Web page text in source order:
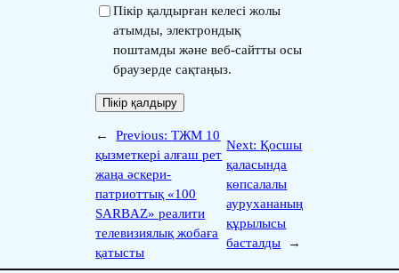
Пікір қалдырған келесі жолы
атымды, электрондық
поштамды және веб-сайтты осы
браузерде сақтаңыз.
← Previous:ТЖМ 10
қызметкері алғаш рет
жаңа әскери-
патриоттық «100
SARBAZ» реалити
телевизиялық жобаға
қатысты
Next:Қосшы
қаласында
көпсалалы
аурухананың
құрылысы
басталды
→